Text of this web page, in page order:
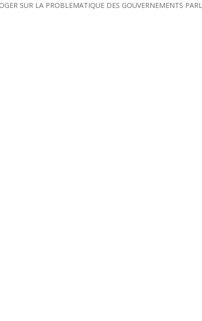
SUR LA PROBLEMATIQUE DES GOUVERNEMENTS